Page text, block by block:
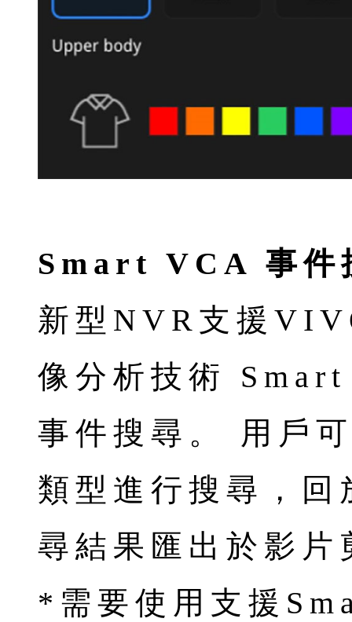
Smart VCA 事件
新型NVR支援
像分析技術
事件搜尋。 用戶
類型進行搜尋，
尋結果匯出於影片
*需要使用支援